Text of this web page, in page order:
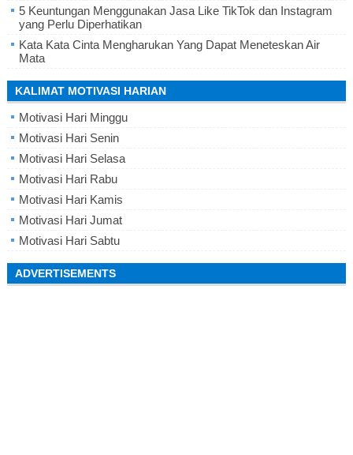
5 Keuntungan Menggunakan Jasa Like TikTok dan Instagram
yang Perlu Diperhatikan
Kata Kata Cinta Mengharukan Yang Dapat Meneteskan Air
Mata
KALIMAT MOTIVASI HARIAN
Motivasi Hari Minggu
Motivasi Hari Senin
Motivasi Hari Selasa
Motivasi Hari Rabu
Motivasi Hari Kamis
Motivasi Hari Jumat
Motivasi Hari Sabtu
ADVERTISEMENTS